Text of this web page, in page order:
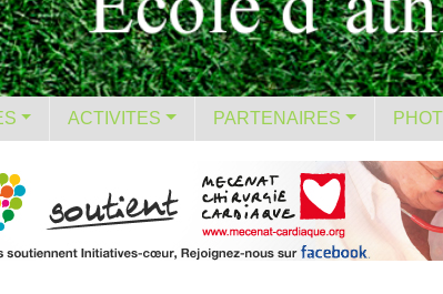
ACTIVITES PARTENAIRES